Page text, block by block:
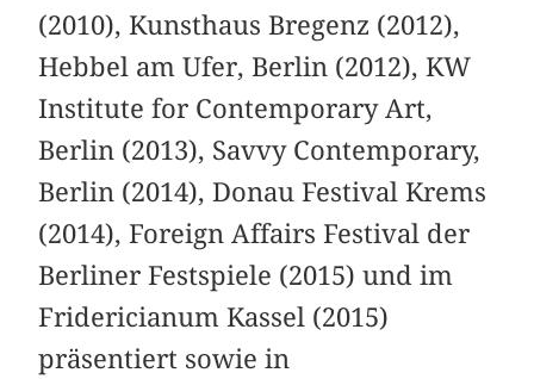
(2010), Kunsthaus Bregenz (2012),
Hebbel am Ufer, Berlin (2012), KW
Institute for Contemporary Art,
Berlin (2013), Savvy Contemporary,
Berlin (2014), Donau Festival Krems
(2014), Foreign Affairs Festival der
Berliner Festspiele (2015) und im
Fridericianum Kassel (2015)
präsentiert sowie in